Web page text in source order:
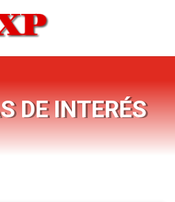
DE INTERÉS